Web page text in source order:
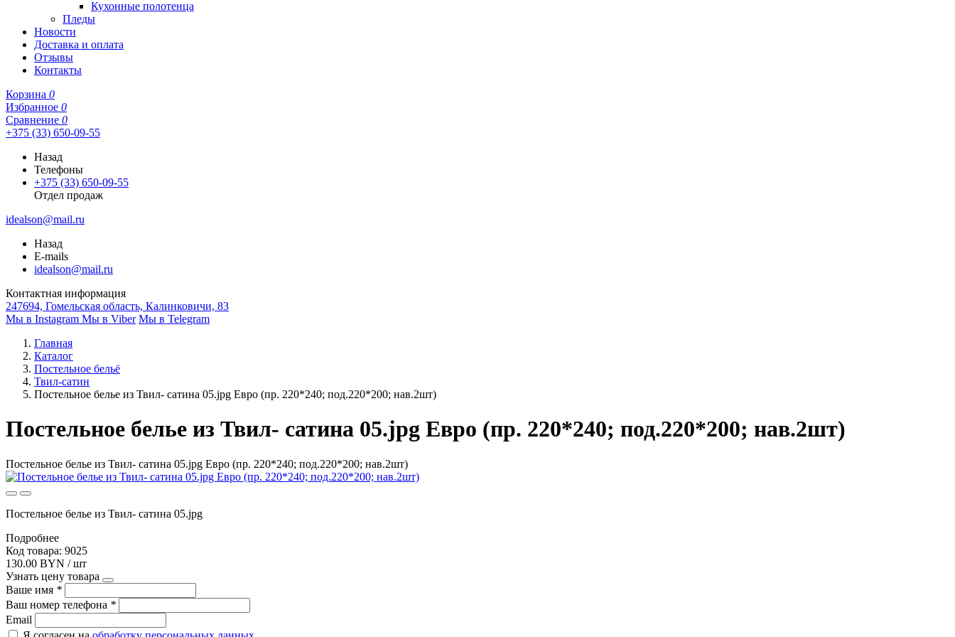
Кухонные полотенца
Пледы
Новости
Доставка и оплата
Отзывы
Контакты
Корзина 0
Избранное 0
Сравнение 0
+375 (33) 650-09-55
Назад
Телефоны
+375 (33) 650-09-55
Отдел продаж
idealson@mail.ru
Назад
E-mails
idealson@mail.ru
Контактная информация
247694, Гомельская область, Калинковичи, 83
Мы в Instagram Мы в Viber Мы в Telegram
Главная
Каталог
Постельное бельё
Твил-сатин
Постельное белье из Твил- сатина 05.jpg Евро (пр. 220*240; под.220*200; нав.2шт)
Постельное белье из Твил- сатина 05.jpg Евро (пр. 220*240; под.220*200; нав.2шт)
Постельное белье из Твил- сатина 05.jpg Евро (пр. 220*240; под.220*200; нав.2шт)
Постельное белье из Твил- сатина 05.jpg
Подробнее
Код товара: 9025
130.00 BYN / шт
Узнать цену товара
Ваше имя *
Ваш номер телефона *
Email